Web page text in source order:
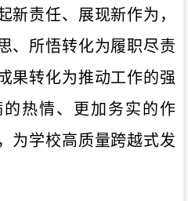
新责任、展现新作为，
、所悟转化为履职尽责
果转化为推动工作的强
热情、更加务实的作
为学校高质量跨越式发